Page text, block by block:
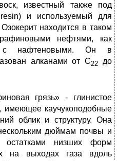
известный также под
и используемый для
находится в таком
нефтями, как
с нафтеновыми. Он в
алканами от С22 до
грязь» ‑ глинистое
имеющее каучукоподобные
облик и структуру. Она
дюймам почвы и
остатками низших форм
на выходах газа вдоль